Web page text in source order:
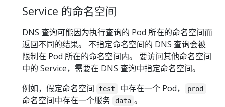
Service 的命名空间
DNS 查询可能因为执行查询的 Pod 所在的命名空间而
返回不同的结果。 不指定命名空间的 DNS 查询会被
限制在 Pod 所在的命名空间内。 要访问其他命名空间
中的 Service，需要在 DNS 查询中指定命名空间。
例如，假定命名空间
test 中存在一个 Pod， prod
命名空间中存在一个服务 data 。